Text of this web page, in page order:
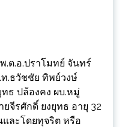
.ต.อ.ปราโมทย์ จันทร์
.ธวัชชัย ทิพย์วงษ์
ทธ ปล้องคง ผบ.หมู่
จีรศักดิ์ ยงยุทธ อายุ 32
และโดยทุจริต หรือ